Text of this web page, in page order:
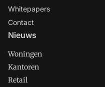
Whitepapers
Contact
Nieuws
Woningen
Kantoren
Retail